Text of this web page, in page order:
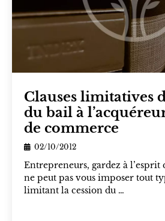
Clauses limitatives
du bail à
de commerce
02/10/2012
Entrepreneurs, gardez à
ne peut pas vous imposer tout
limitant la cession du …